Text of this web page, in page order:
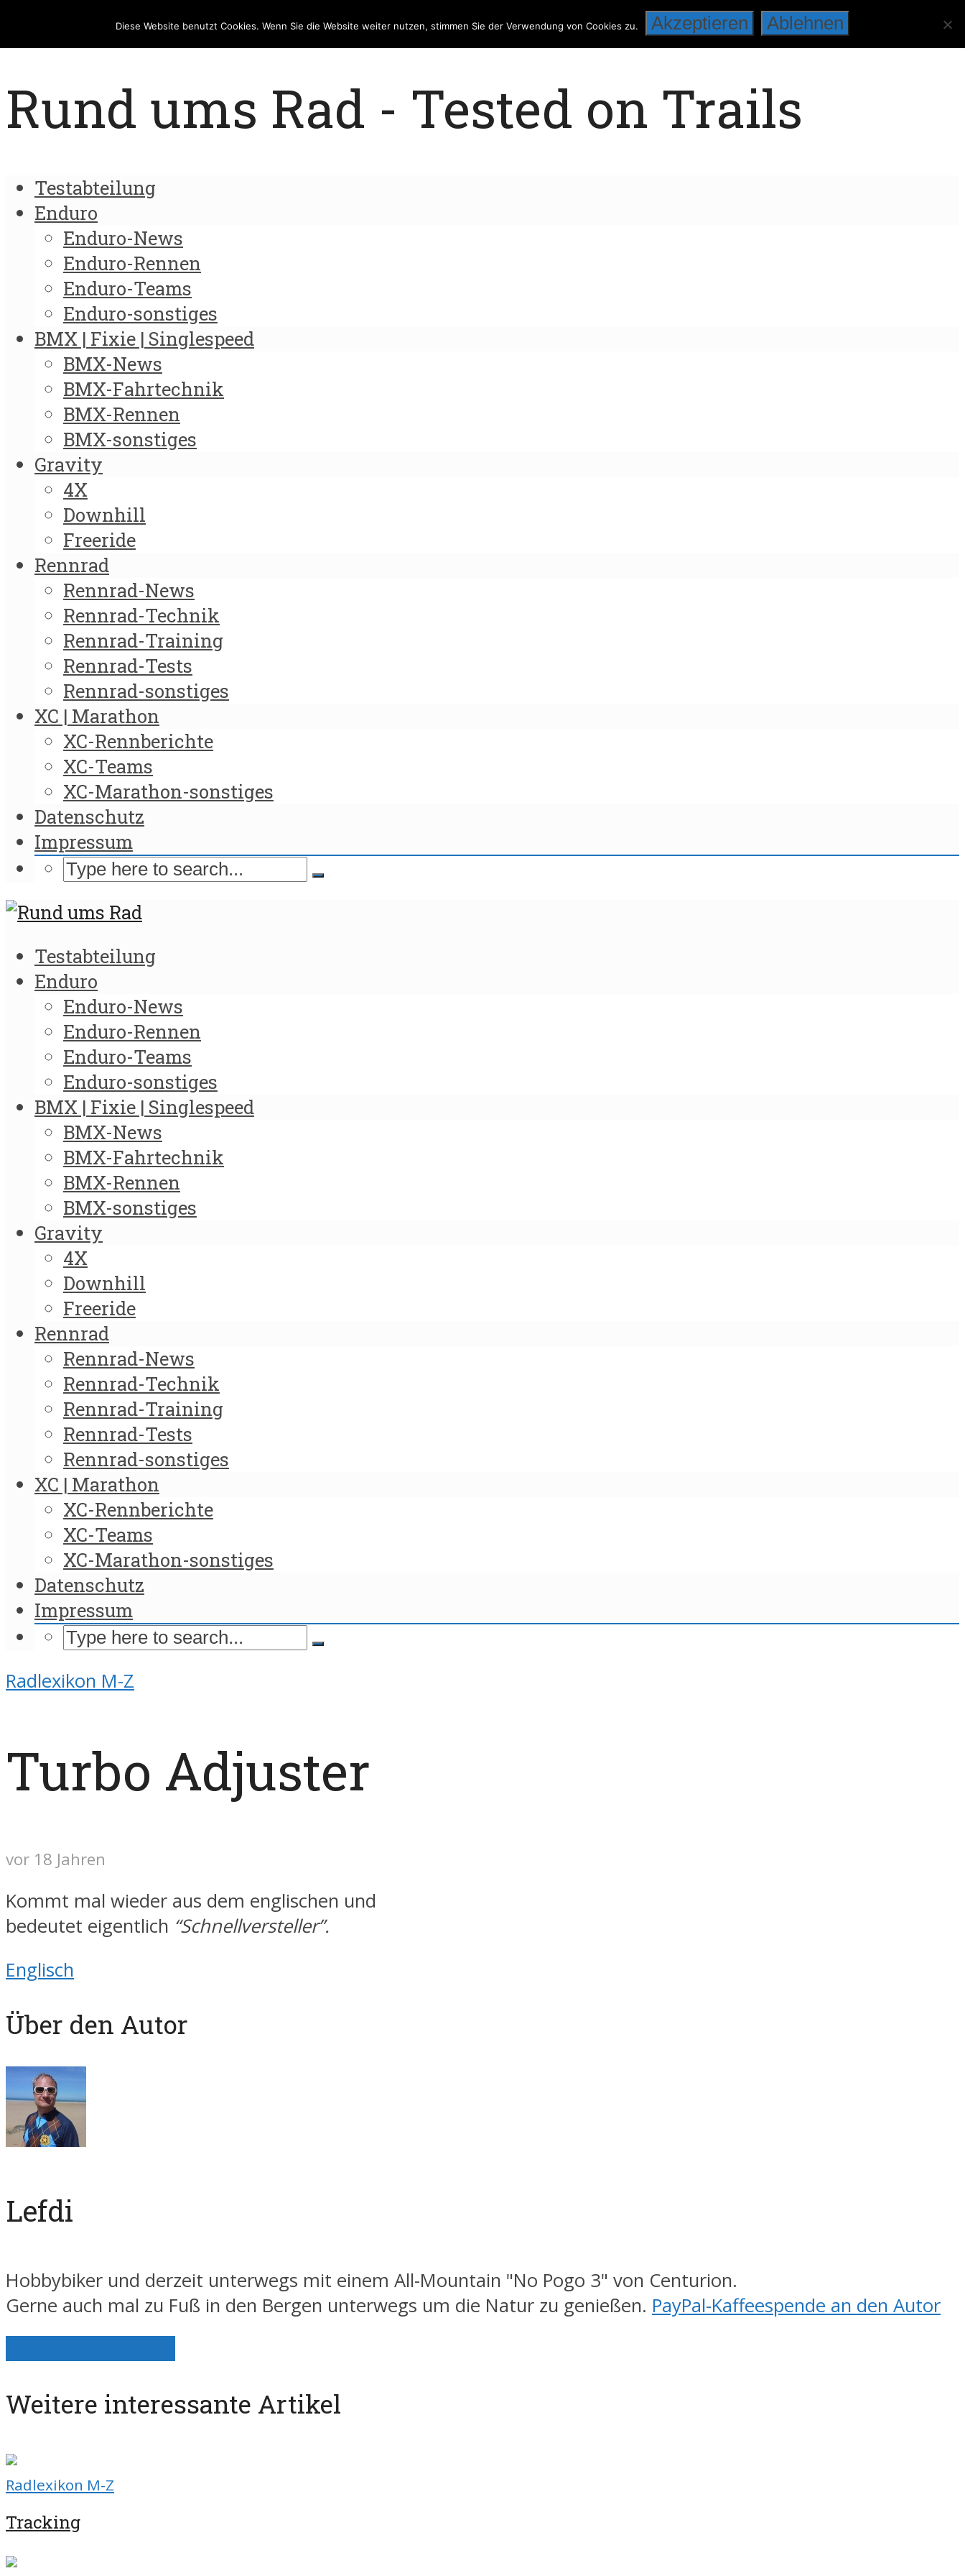
Rund ums Rad - Tested on Trails
Testabteilung
Enduro
Enduro-News
Enduro-Rennen
Enduro-Teams
Enduro-sonstiges
BMX | Fixie | Singlespeed
BMX-News
BMX-Fahrtechnik
BMX-Rennen
BMX-sonstiges
Gravity
4X
Downhill
Freeride
Rennrad
Rennrad-News
Rennrad-Technik
Rennrad-Training
Rennrad-Tests
Rennrad-sonstiges
XC | Marathon
XC-Rennberichte
XC-Teams
XC-Marathon-sonstiges
Datenschutz
Impressum
Testabteilung
Enduro
Enduro-News
Enduro-Rennen
Enduro-Teams
Enduro-sonstiges
BMX | Fixie | Singlespeed
BMX-News
BMX-Fahrtechnik
BMX-Rennen
BMX-sonstiges
Gravity
4X
Downhill
Freeride
Rennrad
Rennrad-News
Rennrad-Technik
Rennrad-Training
Rennrad-Tests
Rennrad-sonstiges
XC | Marathon
XC-Rennberichte
XC-Teams
XC-Marathon-sonstiges
Datenschutz
Impressum
Radlexikon M-Z
Turbo Adjuster
vor 18 Jahren
Kommt mal wieder aus dem englischen und
bedeutet eigentlich “Schnellversteller”.
Englisch
Über den Autor
Lefdi
Hobbybiker und derzeit unterwegs mit einem All-Mountain "No Pogo 3" von Centurion.
Gerne auch mal zu Fuß in den Bergen unterwegs um die Natur zu genießen. PayPal-Kaffeespende an den Autor
Weitere interessante Artikel
Radlexikon M-Z
Tracking
Diese Website benutzt Cookies. Wenn Sie die Website weiter nutzen, stimmen Sie der Verwendung von Cookies zu. Akzeptieren Ablehnen